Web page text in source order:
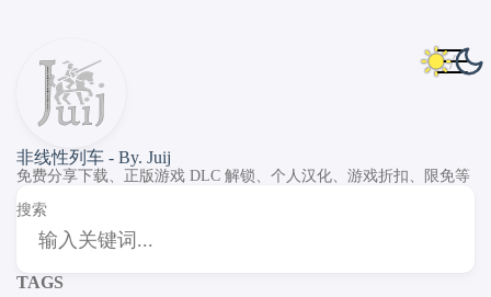
非线性列车 - By. Juij
免费分享下载、正版游戏 DLC 解锁、个人汉化、游戏折扣、限免等
搜索
TAGS